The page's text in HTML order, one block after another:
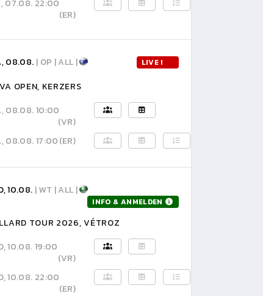
07.08. 22:00
(ER)
08.08. | OP | ALL | LIVE !
OPEN, KERZERS
08.08. 10:00
(VR)
08.08. 17:00(ER)
10.08. | WT | ALL |
INFO & ANMELDEN
TOUR 2026, VÉTROZ
10.08. 19:00
(VR)
10.08. 22:00
(ER)